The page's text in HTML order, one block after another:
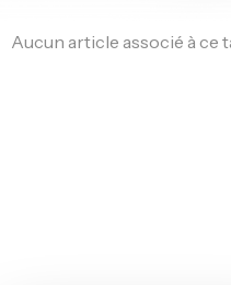
Aucun article associé à ce